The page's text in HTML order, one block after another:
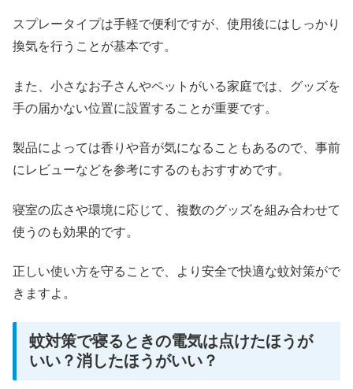
スプレータイプは手軽で便利ですが、使用後にはしっかり
換気を行うことが基本です。
また、小さなお子さんやペットがいる家庭では、グッズを
手の届かない位置に設置することが重要です。
製品によっては香りや音が気になることもあるので、事前
にレビューなどを参考にするのもおすすめです。
寝室の広さや環境に応じて、複数のグッズを組み合わせて
使うのも効果的です。
正しい使い方を守ることで、より安全で快適な蚊対策がで
きますよ。
蚊対策で寝るときの電気は点けたほうが
いい？消したほうがいい？